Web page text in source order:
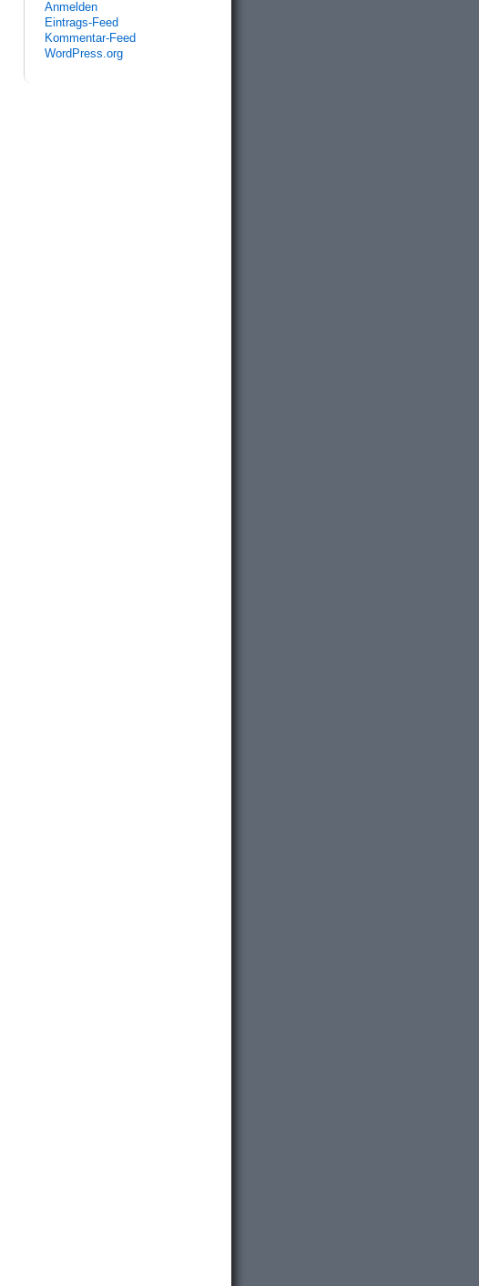
Anmelden
Eintrags-Feed
Kommentar-Feed
WordPress.org